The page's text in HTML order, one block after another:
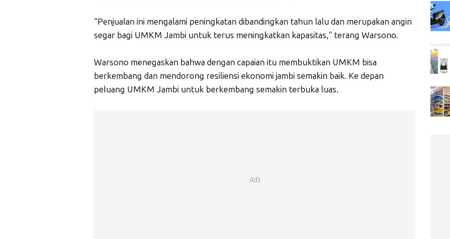
"Penjualan ini mengalami peningkatan dibandingkan tahun lalu dan merupakan angin
segar bagi UMKM Jambi untuk terus meningkatkan kapasitas," terang Warsono.
Warsono menegaskan bahwa dengan capaian itu membuktikan UMKM bisa
berkembang dan mendorong resiliensi ekonomi jambi semakin baik. Ke depan
peluang UMKM Jambi untuk berkembang semakin terbuka luas.
Ads